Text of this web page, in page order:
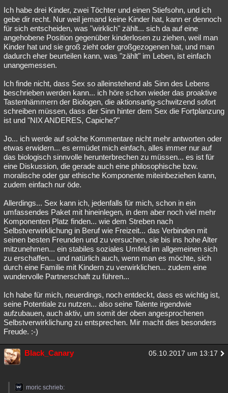
Ich habe drei Kinder, zwei Töchter und einen Stiefsohn, und ich
gebe dir recht. Nur weil jemand keine Kinder hat, kann er dennoch
für sich entscheiden, was "wirklich" zählt... sich da auf eine
angehobene Position gegenüber kinderlosen zu ziehen, weil man
Kinder hat und sie groß zieht oder großgezogenen hat, und man
dadurch eher beurteilen kann, was "zählt" im Leben, ist einfach
unangemessen.
Ich finde nicht, dass Sex so alleinstehend als Sinn des Lebens
beschrieben werden kann... ich höre schon wieder das proaktive
Tastenhämmern der Biologen, die aktionsartig-schwitzend sofort
schreiben müssen, dass der Sinn hinter dem Sex die Fortplanzung
ist und "NIX ANDERES, Capiche?"
Jo... ich werde auf solche Kommentare nicht mehr antworten oder
etwas erwidern... es ermüdet mich einfach, alles immer nur auf
das biologisch sinnvolle herunterbrechen zu müssen... es ist für
eine Diskussion, die gerade auch eine philosophische bzw.
moralische oder gar ethische Komponente miteinbeziehen kann,
zudem einfach nur öde.
Allerdings... Sex kann ich, jedenfalls für mich, schon in ein
umfassendes Paket mit hineinlegen, in dem aber noch viel mehr
Komponenten Platz finden... wie dem Streben nach
Selbstverwirklichung in Beruf wie Freizeit... das Verbinden mit
seinen besten Freunden und zu versuchen, sie bis ins hohe Alter
mitzunehmen... ein stabiles soziales Umfeld im allgemeinen sich
zu erschaffen... und natürlich auch, wenn man es möchte, sich
durch eine Familie mit Kindern zu verwirklichen... zudem eine
wundervolle Partnerschaft zu führen...
Ich habe für mich, neuerdings, noch entdeckt, dass es wichtig ist,
seine Potentiale zu nutzen... also seine Talente irgendwie
aufzubauen, auch aktiv, um somit der oben angesprochenen
Selbstverwirklichung zu entsprechen. Mir macht dies besonders
Freude. :-)
Black_Canary 05.10.2017 um 13:17
moric schrieb: